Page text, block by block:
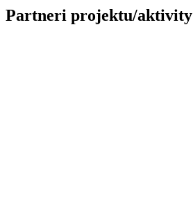
Partneri projektu/aktivity